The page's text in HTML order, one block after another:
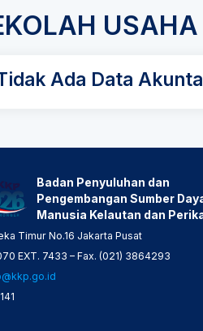
Ada Data
Badan Penyuluhan dan
Pengembangan Sumber
Manusia Kelautan dan
Timur No.16 Jakarta Pusat
EXT. 7433 – Fax. (021) 3864293